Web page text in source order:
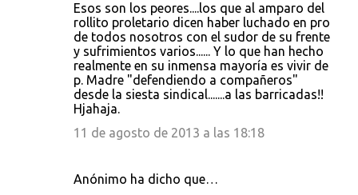
Esos son los peores....los que al amparo del
rollito proletario dicen haber luchado en pro
de todos nosotros con el sudor de su frente
y sufrimientos varios...... Y lo que han hecho
realmente en su inmensa mayoría es vivir de
p. Madre "defendiendo a compañeros"
desde la siesta sindical.......a las barricadas!!
Hjahaja.
11 de agosto de 2013 a las 18:18
Anónimo ha dicho que…